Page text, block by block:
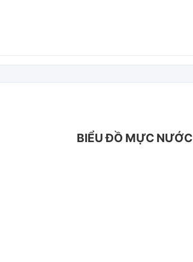
BIỂU ĐỒ MỰC NƯỚC